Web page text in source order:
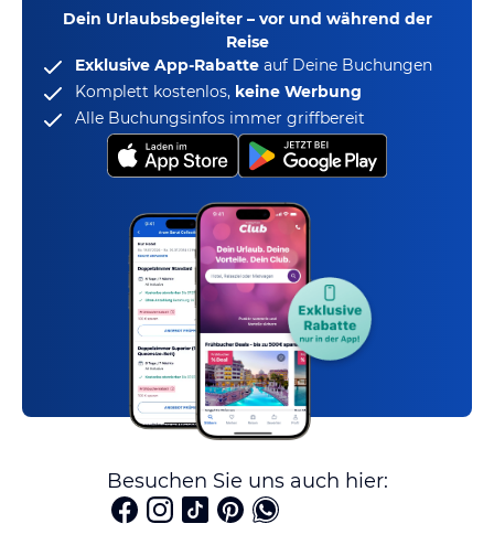
Dein Urlaubsbegleiter – vor und während der
Reise
Exklusive App-Rabatte auf Deine Buchungen
Komplett kostenlos, keine Werbung
Alle Buchungsinfos immer griffbereit
Besuchen Sie uns auch hier: